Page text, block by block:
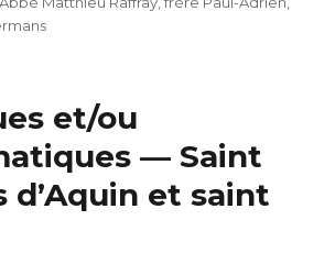
et/ou
— Saint
d’Aquin et saint